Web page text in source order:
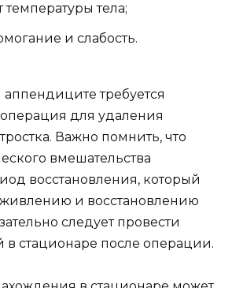
температуры тела;
и слабость.
требуется
для удаления
Важно помнить, что
вмешательства
восстановления, который
и восстановлению
следует провести
в стационаре после операции.